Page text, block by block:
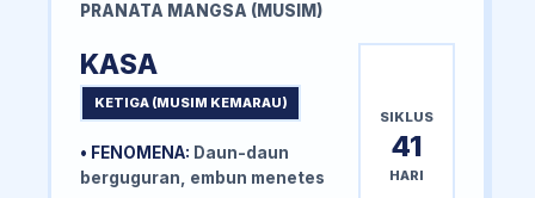
PRANATA MANGSA (MUSIM)
KASA
KETIGA (MUSIM KEMARAU)
• FENOMENA: Daun-daun
berguguran, embun menetes
SIKLUS
41
HARI